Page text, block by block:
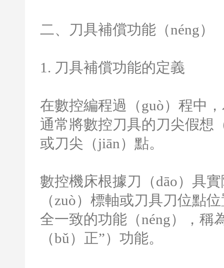
二、刀具補償功能（néng）
1. 刀具補償功能的定義
在數控編程過（guò）程中
通常將數控刀具的刀尖假想
或刀尖（jiān）點。
數控機床根據刀（dāo）具
（zuò）標軸或刀具刀位點
全一致的功能（néng），稱
（bǔ）正”）功能。